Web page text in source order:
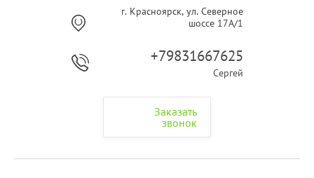
г. Красноярск, ул. Северное
шоссе 17А/1
+79831667625
Сергей
Заказать
звонок